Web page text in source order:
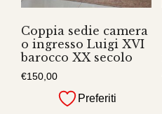
Coppia sedie camera
o ingresso Luigi XVI
barocco XX secolo
€150,00
Preferiti